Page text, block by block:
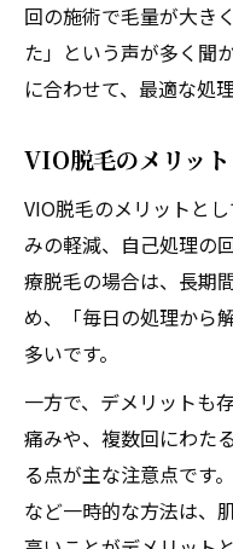
回の施術で毛量が大き
た」という声が多く聞
に合わせて、最適な処
VIO脱毛のメリッ
VIO脱毛のメリットと
みの軽減、自己処理の
療脱毛の場合は、長期
め、「毎日の処理から
多いです。
一方で、デメリットも
痛みや、複数回にわた
る点が主な注意点です
など一時的な方法は、